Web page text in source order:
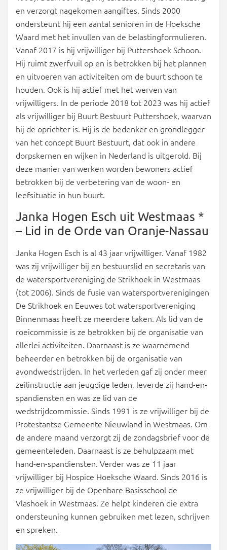
en verzorgt nagekomen aangiftes. Sinds 2000
ondersteunt hij een aantal senioren in de Hoeksche
Waard met het invullen van de belastingformulieren.
Vanaf 2017 is hij vrijwilliger bij Puttershoek Schoon.
Hij ruimt zwerfvuil op en is betrokken bij het plannen
en uitvoeren van activiteiten om de buurt schoon te
houden. Ook is hij actief met het werven van
vrijwilligers. In de periode 2018 tot 2023 was hij actief
als vrijwilliger bij Buurt Bestuurt Puttershoek, waarvan
hij de oprichter is. Hij is de bedenker en grondlegger
van het concept Buurt Bestuurt, dat ook in andere
dorpskernen en wijken in Nederland is uitgerold. Bij
deze manier van werken worden bewoners actief
betrokken bij de verbetering van de woon- en
leefsituatie in hun buurt.
Janka Hogen Esch uit Westmaas *
– Lid in de Orde van Oranje-Nassau
Janka Hogen Esch is al 43 jaar vrijwilliger. Vanaf 1982
was zij vrijwilliger bij en bestuurslid en secretaris van
de watersportvereniging de Strikhoek in Westmaas
(tot 2006). Sinds de fusie van watersportverenigingen
De Strikhoek en Eeuwes tot watersportvereniging
Binnenmaas heeft ze meerdere taken. Als lid van de
roeicommissie is ze betrokken bij de organisatie van
allerlei activiteiten. Daarnaast is ze waarnemend
beheerder en betrokken bij de organisatie van
avondwedstrijden. In het verleden gaf zij onder meer
zeilinstructie aan jeugdige leden, leverde zij hand-en-
spandiensten en was ze lid van de
wedstrijdcommissie. Sinds 1991 is ze vrijwilliger bij de
Protestantse Gemeente Nieuwland in Westmaas. Om
de andere maand verzorgt zij de zondagsbrief voor de
gemeenteleden. Daarnaast is ze behulpzaam met
hand-en-spandiensten. Verder was ze 11 jaar
vrijwilliger bij Hospice Hoeksche Waard. Sinds 2016 is
ze vrijwilliger bij de Openbare Basisschool de
Vlashoek in Westmaas. Ze helpt kinderen die extra
ondersteuning kunnen gebruiken met lezen, schrijven
en spreken.